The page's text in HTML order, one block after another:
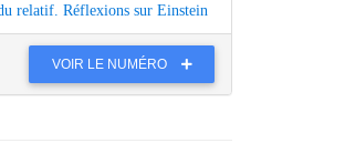
relatif. Réflexions sur Einstein
VOIR LE NUMÉRO